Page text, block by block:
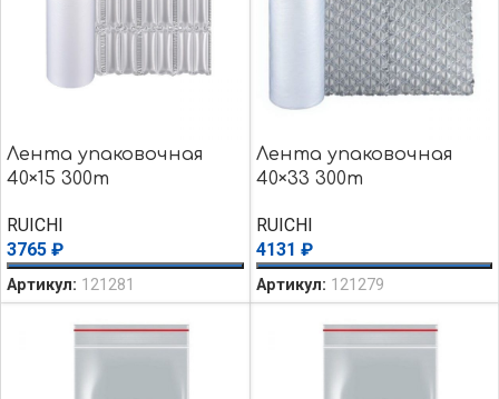
Лента упаковочная
40×15 300m
RUICHI
3765 ₽
Артикул: 121281
Лента упаковочная
40×33 300m
RUICHI
4131 ₽
Артикул: 121279